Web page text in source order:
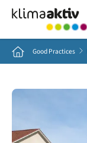
Home Good Practices